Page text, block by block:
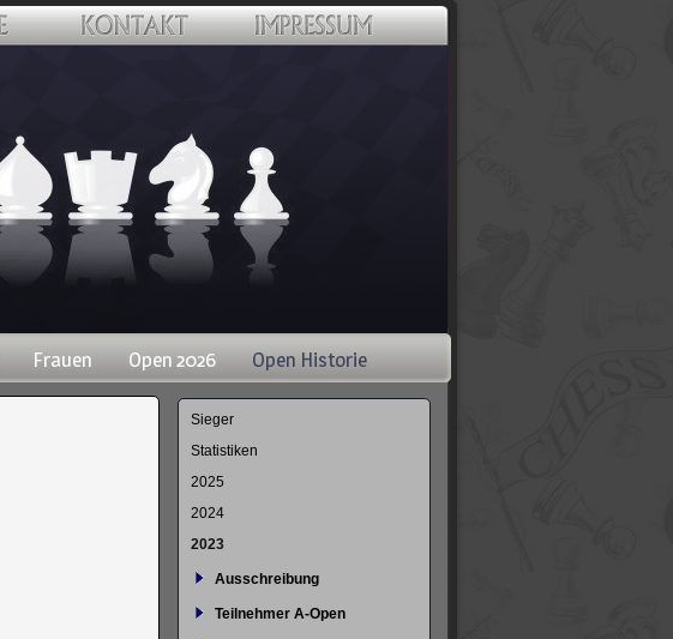
Frauen Open 2026 Open Historie
Navigation
Sieger
Statistiken
2025
2024
2023
Ausschreibung
Teilnehmer A-Open